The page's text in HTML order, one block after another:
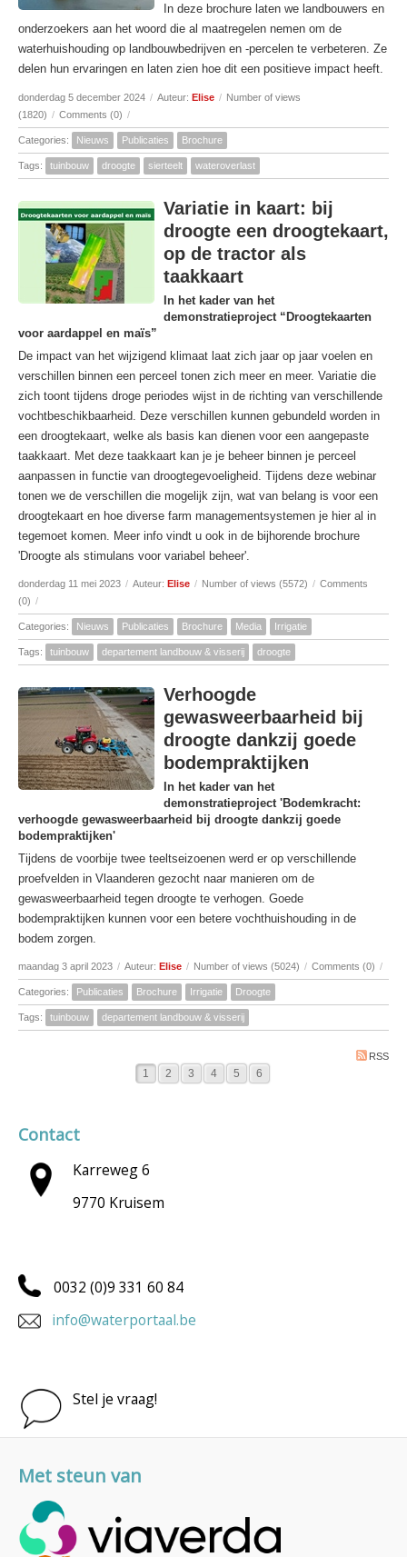
In deze brochure laten we landbouwers en
onderzoekers aan het woord die al maatregelen nemen om de
waterhuishouding op landbouwbedrijven en -percelen te verbeteren. Ze
delen hun ervaringen en laten zien hoe dit een positieve impact heeft.
donderdag 5 december 2024 / Auteur: Elise / Number of views
(1820) / Comments (0) /
Categories: Nieuws Publicaties Brochure
Tags: tuinbouw droogte sierteelt wateroverlast
Variatie in kaart: bij
droogte een droogtekaart,
op de tractor als
taakkaart
In het kader van het
demonstratieproject “Droogtekaarten
voor aardappel en maïs”
De impact van het wijzigend klimaat laat zich jaar op jaar voelen en
verschillen binnen een perceel tonen zich meer en meer. Variatie die
zich toont tijdens droge periodes wijst in de richting van verschillende
vochtbeschikbaarheid. Deze verschillen kunnen gebundeld worden in
een droogtekaart, welke als basis kan dienen voor een aangepaste
taakkaart. Met deze taakkaart kan je je beheer binnen je perceel
aanpassen in functie van droogtegevoeligheid. Tijdens deze webinar
tonen we de verschillen die mogelijk zijn, wat van belang is voor een
droogtekaart en hoe diverse farm managementsystemen je hier al in
tegemoet komen. Meer info vindt u ook in de bijhorende brochure
'Droogte als stimulans voor variabel beheer'.
donderdag 11 mei 2023 / Auteur: Elise / Number of views (5572) / Comments
(0) /
Categories: Nieuws Publicaties Brochure Media Irrigatie
Tags: tuinbouw departement landbouw & visserij droogte
Verhoogde
gewasweerbaarheid bij
droogte dankzij goede
bodempraktijken
In het kader van het
demonstratieproject 'Bodemkracht:
verhoogde gewasweerbaarheid bij droogte dankzij goede
bodempraktijken'
Tijdens de voorbije twee teeltseizoenen werd er op verschillende
proefvelden in Vlaanderen gezocht naar manieren om de
gewasweerbaarheid tegen droogte te verhogen. Goede
bodempraktijken kunnen voor een betere vochthuishouding in de
bodem zorgen.
maandag 3 april 2023 / Auteur: Elise / Number of views (5024) / Comments (0) /
Categories: Publicaties Brochure Irrigatie Droogte
Tags: tuinbouw departement landbouw & visserij
RSS
1 2 3 4 5 6
Contact
Karreweg 6
9770 Kruisem
0032 (0)9 331 60 84
info@waterportaal.be
Stel je vraag!
Met steun van